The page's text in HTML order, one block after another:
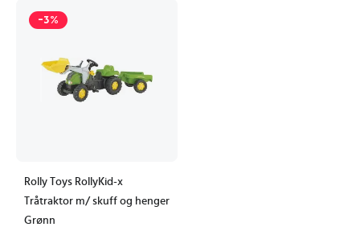
-3%
Rolly Toys RollyKid-x
Tråtraktor m/ skuff og henger
Grønn